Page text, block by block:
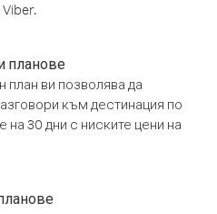
планове
план ви позволява да
към дестинация по
30 дни с ниските цени на